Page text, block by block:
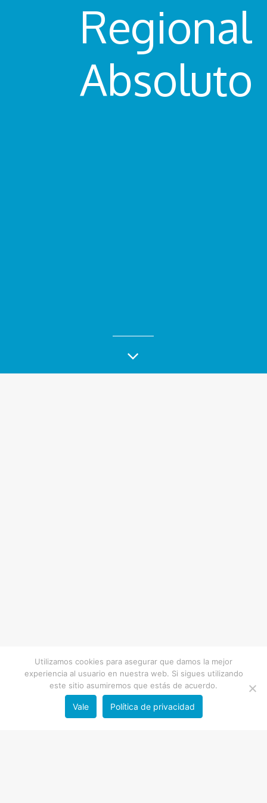
Regional
Absoluto
Utilizamos cookies para asegurar que damos la mejor
experiencia al usuario en nuestra web. Si sigues utilizando
este sitio asumiremos que estás de acuerdo.
Vale Política de privacidad